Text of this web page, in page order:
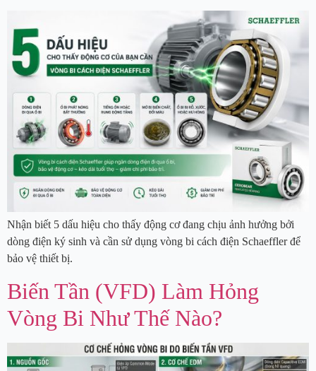
Nhận biết 5 dấu hiệu cho thấy động cơ đang chịu ảnh hưởng bởi
dòng điện ký sinh và cần sử dụng vòng bi cách điện Schaeffler để
bảo vệ thiết bị.
Biến Tần (VFD) Làm Hỏng
Vòng Bi Như Thế Nào?